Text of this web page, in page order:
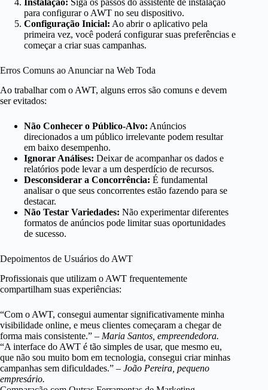
Instalação: Siga os passos do assistente de instalação
para configurar o AWT no seu dispositivo.
Configuração Inicial: Ao abrir o aplicativo pela
primeira vez, você poderá configurar suas preferências e
começar a criar suas campanhas.
Erros Comuns ao Anunciar na Web Toda
Ao trabalhar com o AWT, alguns erros são comuns e devem
ser evitados:
Não Conhecer o Público-Alvo: Anúncios
direcionados a um público irrelevante podem resultar
em baixo desempenho.
Ignorar Análises: Deixar de acompanhar os dados e
relatórios pode levar a um desperdício de recursos.
Desconsiderar a Concorrência: É fundamental
analisar o que seus concorrentes estão fazendo para se
destacar.
Não Testar Variedades: Não experimentar diferentes
formatos de anúncios pode limitar suas oportunidades
de sucesso.
Depoimentos de Usuários do AWT
Profissionais que utilizam o AWT frequentemente
compartilham suas experiências:
“Com o AWT, consegui aumentar significativamente minha
visibilidade online, e meus clientes começaram a chegar de
forma mais consistente.” – Maria Santos, empreendedora.
“A interface do AWT é tão simples de usar, que mesmo eu,
que não sou muito bom em tecnologia, consegui criar minhas
campanhas sem dificuldades.” – João Pereira, pequeno
empresário.